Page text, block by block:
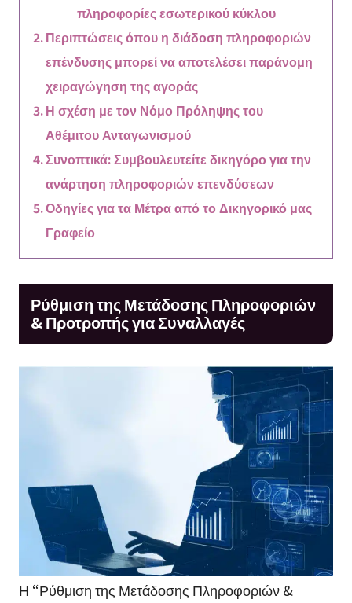
πληροφορίες εσωτερικού κύκλου
Περιπτώσεις όπου η διάδοση πληροφοριών
επένδυσης μπορεί να αποτελέσει παράνομη
χειραγώγηση της αγοράς
Η σχέση με τον Νόμο Πρόληψης του
Αθέμιτου Ανταγωνισμού
Συνοπτικά: Συμβουλευτείτε δικηγόρο για την
ανάρτηση πληροφοριών επενδύσεων
Οδηγίες για τα Μέτρα από το Δικηγορικό μας
Γραφείο
Ρύθμιση της Μετάδοσης Πληροφοριών
& Προτροπής για Συναλλαγές
Η “Ρύθμιση της Μετάδοσης Πληροφοριών &